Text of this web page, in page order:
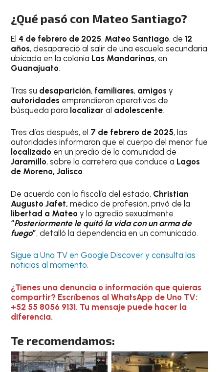
¿Qué pasó con Mateo Santiago?
El 4 de febrero de 2025, Mateo Santiago, de12
años, desapareció al salir de una escuela secundaria
ubicada en la colonia Las Mandarinas, en
Guanajuato.
Tras su desaparición, familiares, amigosy
autoridades emprendieron operativos de
búsqueda para localizaral adolescente.
Tres días después, el 7 de febrero de 2025, las
autoridades informaron que el cuerpo del menor fue
localizado en un predio de la comunidad de
Jaramillo, sobre la carretera que conduce a Lagos
de Moreno, Jalisco.
De acuerdo con la fiscalía del estado, Christian
Augusto Jafet,médico de profesión, privó de la
libertad a Mateo y lo agredió sexualmente.
“Posteriormente le quitó la vida con un arma de
fuego”, detalló la dependencia en un comunicado.
Sigue a Uno TV en Google Discover y consulta las
noticias al momento.
¿Tienes una denuncia o información que quieras
compartir? Escríbenos al WhatsApp de Uno TV:
+52 55 8056 9131. Tu mensaje puede hacer la
diferencia.
Te recomendamos: